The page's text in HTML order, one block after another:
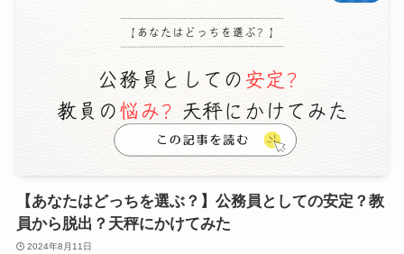
【あなたはどっちを選ぶ？】公務員としての安定？教
員から脱出？天秤にかけてみた
2024年8月11日